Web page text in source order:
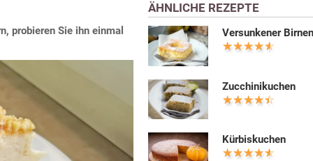
probieren Sie ihn einmal
ÄHNLICHE REZEPTE
Versunkener
Zucchinikuchen
Kürbiskuchen